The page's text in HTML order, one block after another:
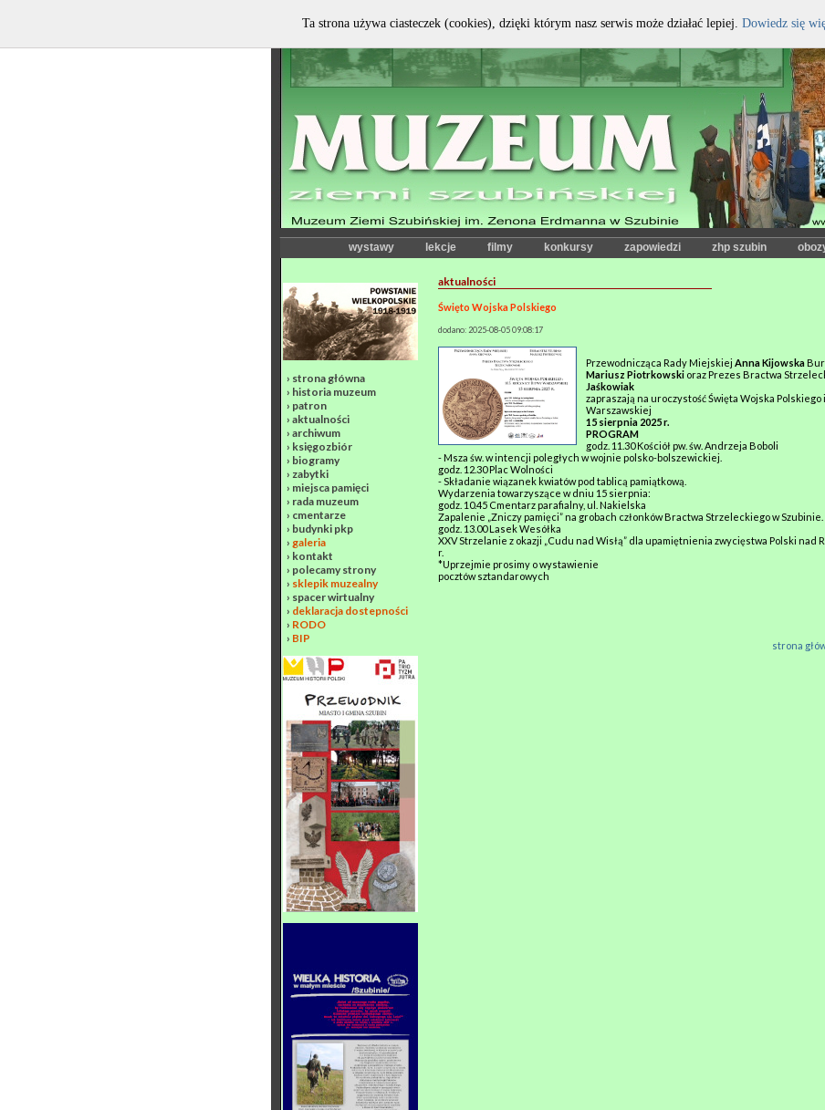
kontrast: czcionka:
wystawy lekcje filmy konkursy zapowiedzi zhp szubin
› strona główna
› historia muzeum
› patron
› aktualności
› archiwum
› księgozbiór
› biogramy
› zabytki
› miejsca pamięci
› rada muzeum
› cmentarze
› budynki pkp
› galeria
› kontakt
› polecamy strony
› sklepik muzealny
› spacer wirtualny
› deklaracja dostepności
› RODO
› BIP
aktualności
Święto Wojska Polskiego
dodano: 2025-08-05 09:08:17
Przewodnicząca Rady Miejskiej Anna Kijowska
Mariusz Piotrkowski oraz Prezes Bractwa
Jaśkowiak
zapraszają na uroczystość Święta Wojska
Warszawskiej
15 sierpnia 2025 r.
PROGRAM
godz. 11.30 Kościół pw. św. Andrzeja Boboli
- Msza św. w intencji poległych w wojnie polsko-bolszewickiej.
godz. 12.30 Plac Wolności
- Składanie wiązanek kwiatów pod tablicą pamiątkową.
Wydarzenia towarzyszące w dniu 15 sierpnia:
godz. 10.45 Cmentarz parafialny, ul. Nakielska
Zapalenie „Zniczy pamięci” na grobach członków Bractwa Strzeleckiego w Szubinie.
godz. 13.00 Lasek Wesółka
XXV Strzelanie z okazji „Cudu nad Wisłą” dla upamiętnienia zwycięstwa Polski nad
r.
*Uprzejmie prosimy o wystawienie
pocztów sztandarowych
strona
Ta strona używa ciasteczek (cookies), dzięki którym nasz serwis może działać lepiej. Dowiedz się